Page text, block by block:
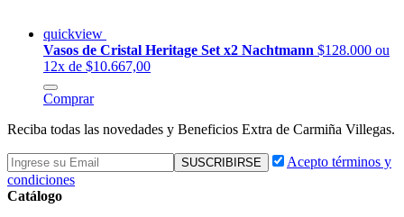
quickview
Vasos de Cristal Heritage Set x2 Nachtmann $128.000 ou
12x de $10.667,00
Comprar
Reciba todas las novedades y Beneficios Extra de Carmiña Villegas.
Acepto términos y
condiciones
Catálogo